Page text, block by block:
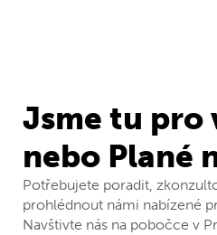
Jsme tu pro
nebo Plané
Potřebujete poradit,
prohlédnout námi nabízené
Navštivte nás na pobočce v